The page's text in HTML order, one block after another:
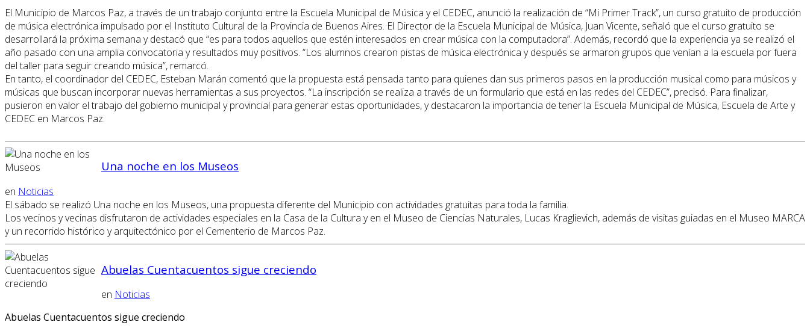
El Municipio de Marcos Paz, a través de un trabajo conjunto entre la Escuela Municipal de Música y el CEDEC, anunció la realización de “Mi Primer Track”, un curso gratuito de producción
de música electrónica impulsado por el Instituto Cultural de la Provincia de Buenos Aires. El Director de la Escuela Municipal de Música, Juan Vicente, señaló que el curso gratuito se
desarrollará la próxima semana y destacó que “es para todos aquellos que estén interesados en crear música con la computadora”. Además, recordó que la experiencia ya se realizó el
año pasado con una amplia convocatoria y resultados muy positivos. “Los alumnos crearon pistas de música electrónica y después se armaron grupos que venían a la escuela por fuera
del taller para seguir creando música”, remarcó.
En tanto, el coordinador del CEDEC, Esteban Marán comentó que la propuesta está pensada tanto para quienes dan sus primeros pasos en la producción musical como para músicos y
músicas que buscan incorporar nuevas herramientas a sus proyectos. “La inscripción se realiza a través de un formulario que está en las redes del CEDEC”, precisó. Para finalizar,
pusieron en valor el trabajo del gobierno municipal y provincial para generar estas oportunidades, y destacaron la importancia de tener la Escuela Municipal de Música, Escuela de Arte y
CEDEC en Marcos Paz.
Una noche en los Museos
en Noticias
El sábado se realizó Una noche en los Museos, una propuesta diferente del Municipio con actividades gratuitas para toda la familia.
Los vecinos y vecinas disfrutaron de actividades especiales en la Casa de la Cultura y en el Museo de Ciencias Naturales, Lucas Kraglievich, además de visitas guiadas en el Museo MARCA
y un recorrido histórico y arquitectónico por el Cementerio de Marcos Paz.
Abuelas Cuentacuentos sigue creciendo
en Noticias
Abuelas Cuentacuentos sigue creciendo